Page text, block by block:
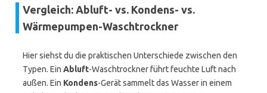
Vergleich: Abluft- vs. Kondens- vs.
Wärmepumpen-Waschtrockner
Hier siehst du die praktischen Unterschiede zwischen den
Typen. Ein Abluft-Waschtrockner führt feuchte Luft nach
außen. Ein Kondens-Gerät sammelt das Wasser in einem